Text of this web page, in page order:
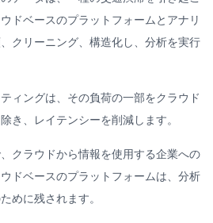
ドベースのプラットフォームとアナリ
クリーニング、構造化し、分析を実行
ィングは、その負荷の一部をクラウド
き、レイテンシーを削減します。
クラウドから情報を使用する企業への
ドベースのプラットフォームは、分析
めに残されます。